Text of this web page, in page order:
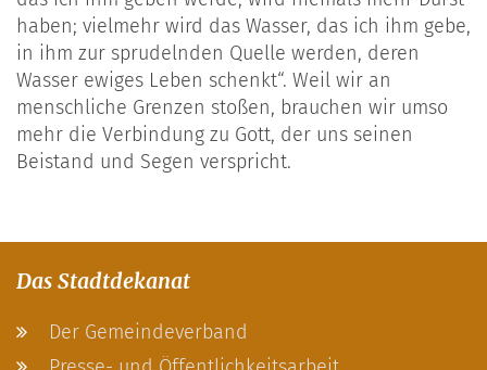
haben; vielmehr wird das Wasser, das ich ihm gebe,
in ihm zur sprudelnden Quelle werden, deren
Wasser ewiges Leben schenkt“. Weil wir an
menschliche Grenzen stoßen, brauchen wir umso
mehr die Verbindung zu Gott, der uns seinen
Beistand und Segen verspricht.
Das Stadtdekanat
Der Gemeindeverband